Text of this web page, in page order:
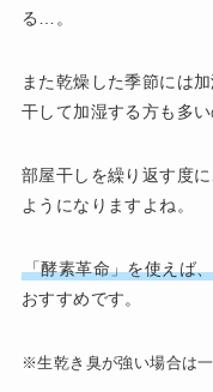
る…。
また乾燥した季節には
干して加湿する方も多
部屋干しを繰り返す度
ようになりますよね。
「酵素革命」を使えば
おすすめです。
※生乾き臭が強い場合は